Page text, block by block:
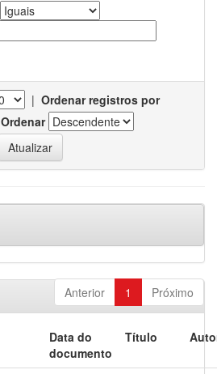
| Ordenar registros por
Ordenar
Anterior 1 Próximo
Data do
documento
Título